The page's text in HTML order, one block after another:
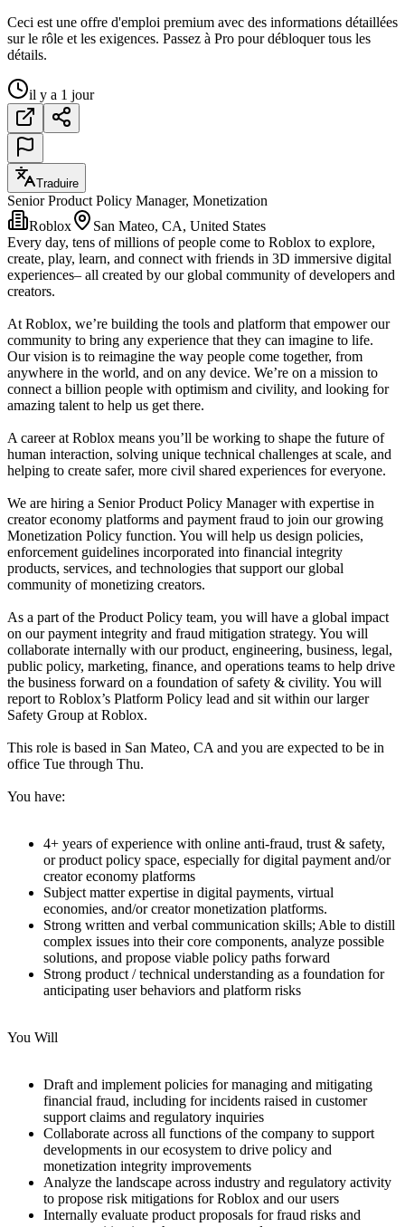
Ceci est une offre d'emploi premium avec des informations détaillées
sur le rôle et les exigences. Passez à Pro pour débloquer tous les
détails.
il y a 1 jour
Traduire
Senior Product Policy Manager, Monetization
Roblox
San Mateo, CA, United States
Every day, tens of millions of people come to Roblox to explore,
create, play, learn, and connect with friends in 3D immersive digital
experiences– all created by our global community of developers and
creators.
At Roblox, we’re building the tools and platform that empower our
community to bring any experience that they can imagine to life.
Our vision is to reimagine the way people come together, from
anywhere in the world, and on any device. We’re on a mission to
connect a billion people with optimism and civility, and looking for
amazing talent to help us get there.
A career at Roblox means you’ll be working to shape the future of
human interaction, solving unique technical challenges at scale, and
helping to create safer, more civil shared experiences for everyone.
We are hiring a Senior Product Policy Manager with expertise in
creator economy platforms and payment fraud to join our growing
Monetization Policy function. You will help us design policies,
enforcement guidelines incorporated into financial integrity
products, services, and technologies that support our global
community of monetizing creators.
As a part of the Product Policy team, you will have a global impact
on our payment integrity and fraud mitigation strategy. You will
collaborate internally with our product, engineering, business, legal,
public policy, marketing, finance, and operations teams to help drive
the business forward on a foundation of safety & civility. You will
report to Roblox’s Platform Policy lead and sit within our larger
Safety Group at Roblox.
This role is based in San Mateo, CA and you are expected to be in
office Tue through Thu.
You have:
4+ years of experience with online anti-fraud, trust & safety,
or product policy space, especially for digital payment and/or
creator economy platforms
Subject matter expertise in digital payments, virtual
economies, and/or creator monetization platforms.
Strong written and verbal communication skills; Able to distill
complex issues into their core components, analyze possible
solutions, and propose viable policy paths forward
Strong product / technical understanding as a foundation for
anticipating user behaviors and platform risks
You Will
Draft and implement policies for managing and mitigating
financial fraud, including for incidents raised in customer
support claims and regulatory inquiries
Collaborate across all functions of the company to support
developments in our ecosystem to drive policy and
monetization integrity improvements
Analyze the landscape across industry and regulatory activity
to propose risk mitigations for Roblox and our users
Internally evaluate product proposals for fraud risks and